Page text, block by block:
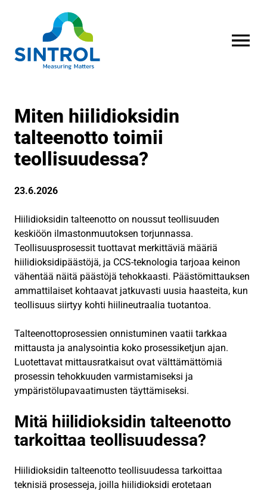
Miten hiilidioksidin
talteenotto toimii
teollisuudessa?
23.6.2026
Hiilidioksidin talteenotto on noussut teollisuuden
keskiöön ilmastonmuutoksen torjunnassa.
Teollisuusprosessit tuottavat merkittäviä määriä
hiilidioksidipäästöjä, ja CCS-teknologia tarjoaa keinon
vähentää näitä päästöjä tehokkaasti. Päästömittauksen
ammattilaiset kohtaavat jatkuvasti uusia haasteita, kun
teollisuus siirtyy kohti hiilineutraalia tuotantoa.
Talteenottoprosessien onnistuminen vaatii tarkkaa
mittausta ja analysointia koko prosessiketjun ajan.
Luotettavat mittausratkaisut ovat välttämättömiä
prosessin tehokkuuden varmistamiseksi ja
ympäristölupavaatimusten täyttämiseksi.
Mitä hiilidioksidin talteenotto
tarkoittaa teollisuudessa?
Hiilidioksidin talteenotto teollisuudessa tarkoittaa
teknisiä prosesseja, joilla hiilidioksidi erotetaan